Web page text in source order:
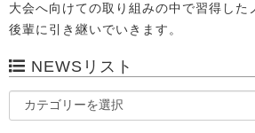
大会へ向けての取り組みの中で習得した
後輩に引き継いでいきます。
NEWSリスト